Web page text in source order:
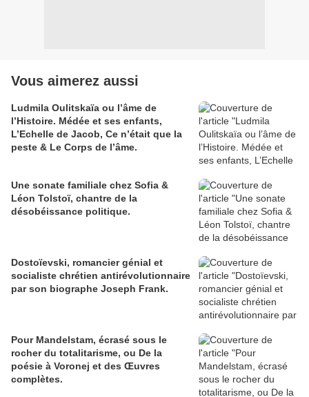
Vous aimerez aussi
Ludmila Oulitskaïa ou l’âme de
l’Histoire. Médée et ses enfants,
L’Echelle de Jacob, Ce n’était que la
peste & Le Corps de l’âme.
Une sonate familiale chez Sofia &
Léon Tolstoï, chantre de la
désobéissance politique.
Dostoïevski, romancier génial et
socialiste chrétien antirévolutionnaire
par son biographe Joseph Frank.
Pour Mandelstam, écrasé sous le
rocher du totalitarisme, ou De la
poésie à Voronej et des Œuvres
complètes.